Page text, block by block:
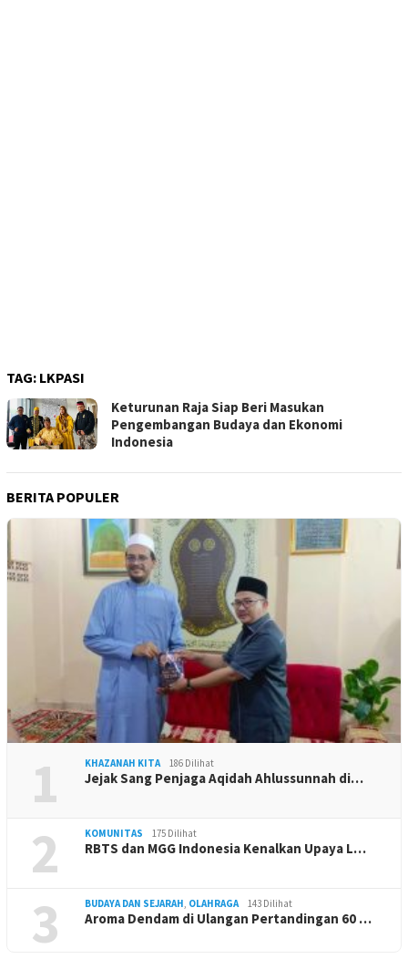
TAG: LKPASI
Keturunan Raja Siap Beri Masukan
Pengembangan Budaya dan Ekonomi
Indonesia
BERITA POPULER
1 KHAZANAH KITA 186 Dilihat
Jejak Sang Penjaga Aqidah Ahlussunnah di…
2 KOMUNITAS 175 Dilihat
RBTS dan MGG Indonesia Kenalkan Upaya L…
3 BUDAYA DAN SEJARAH, OLAHRAGA 143 Dilihat
Aroma Dendam di Ulangan Pertandingan 60 …